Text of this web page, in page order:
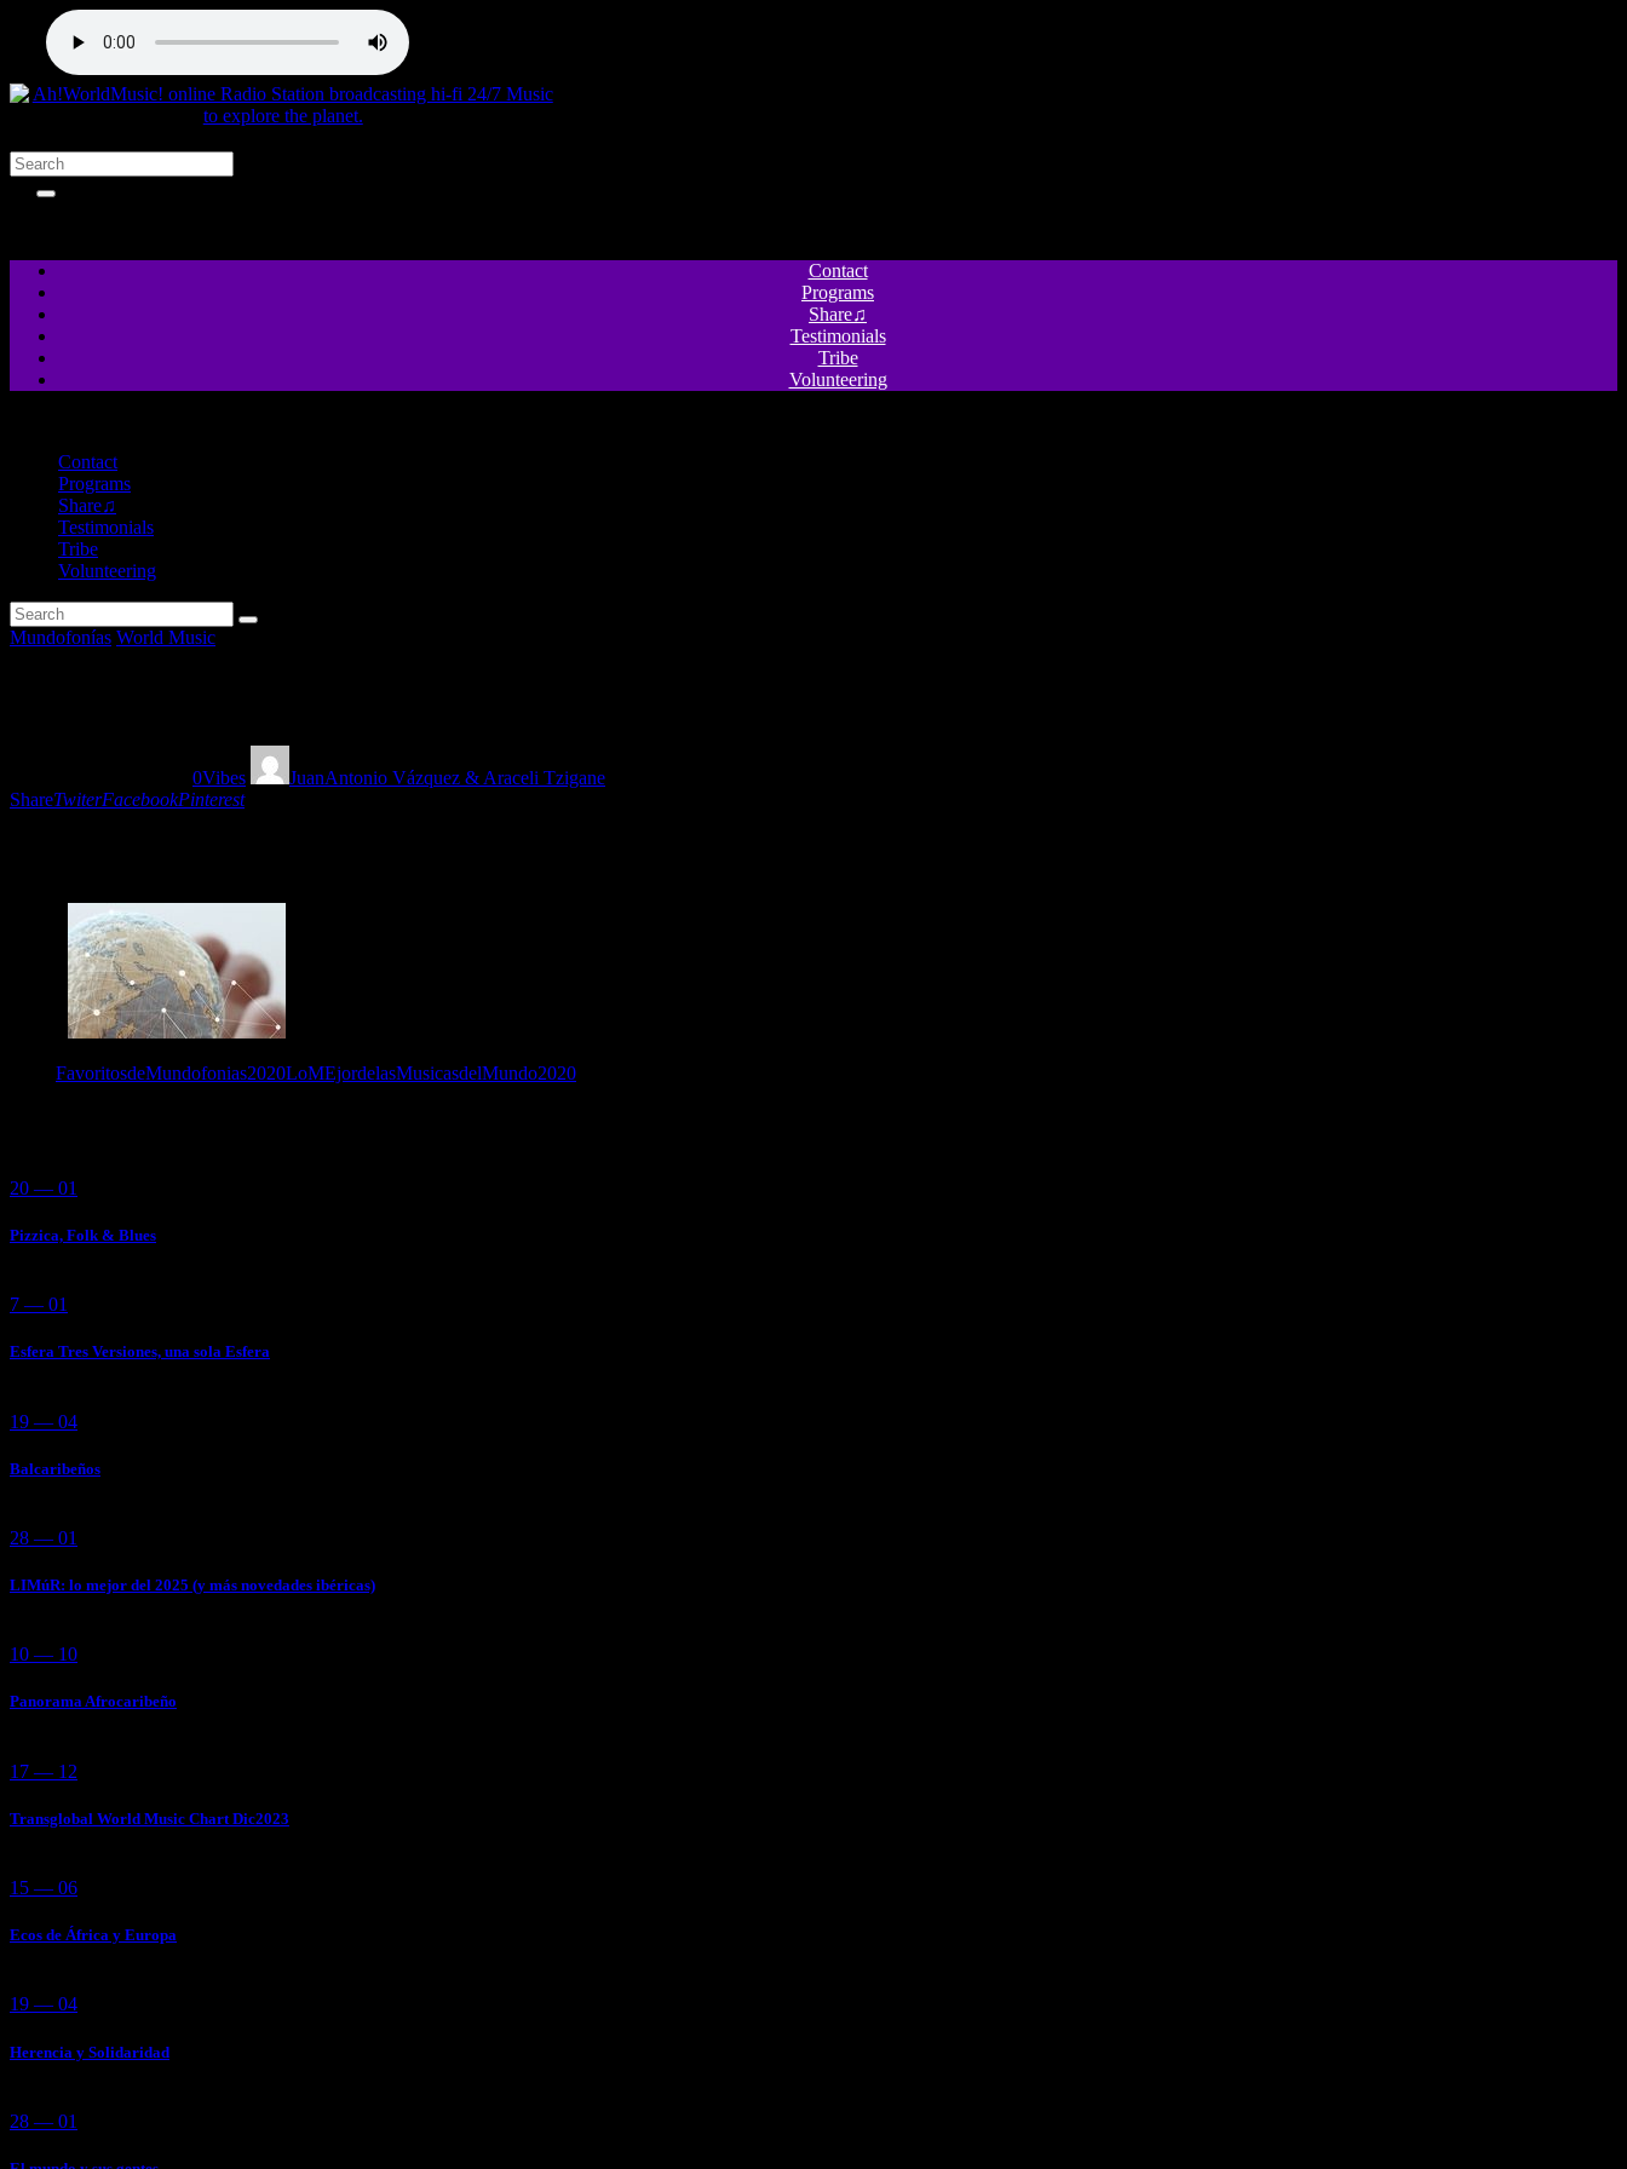
Contact
Programs
Share♫
Testimonials
Tribe
Volunteering
Contact
Programs
Share♫
Testimonials
Tribe
Volunteering
Mundofonías World Music
0Vibes
JuanAntonio Vázquez & Araceli Tzigane
ShareTwiterFacebookPinterest
FavoritosdeMundofonias2020LoMEjordelasMusicasdelMundo2020
20 — 01
Pizzica, Folk & Blues
7 — 01
Esfera Tres Versiones, una sola Esfera
19 — 04
Balcaribeños
28 — 01
LIMúR: lo mejor del 2025 (y más novedades ibéricas)
10 — 10
Panorama Afrocaribeño
17 — 12
Transglobal World Music Chart Dic2023
15 — 06
Ecos de África y Europa
19 — 04
Herencia y Solidaridad
28 — 01